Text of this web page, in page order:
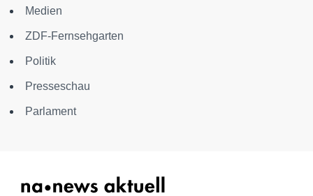
Medien
ZDF-Fernsehgarten
Politik
Presseschau
Parlament